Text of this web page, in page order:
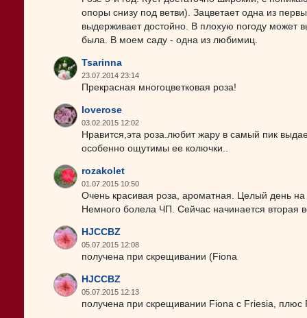
опоры снизу под ветви). Зацветает одна из
выдерживает достойно. В плохую погоду может
была. В моем саду - одна из любимиц.
Tsarinna
23.07.2014 23:14
Прекрасная многоцветковая роза!
loverose
03.02.2015 12:02
Нравится,эта роза.любит жару в самый пик
особенно ощутимы ее колючки..
rozakolet
01.07.2015 10:50
Очень красивая роза, ароматная. Целый день
Немного болела ЧП. Сейчас начинается вторая
HJCCBZ
05.07.2015 12:08
получена при скрещивании (Fiona
HJCCBZ
05.07.2015 12:13
получена при скрещивании Fiona с Friesia, плюс